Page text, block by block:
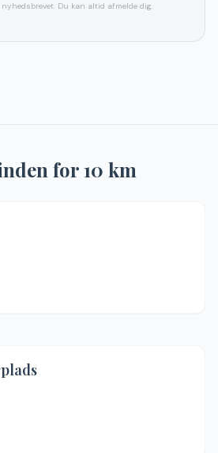
Du kan altid afmelde dig.
for10 km